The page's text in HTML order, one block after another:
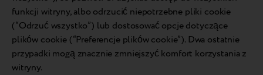
funkcji witryny, albo odrzucić niepotrzebne pliki cookie
(“Odrzuć wszystko”) lub dostosować opcje dotyczące
plików cookie (“Preferencje plików cookie”). Dwa ostatnie
przypadki mogą znacznie zmniejszyć komfort korzystania z
witryny.